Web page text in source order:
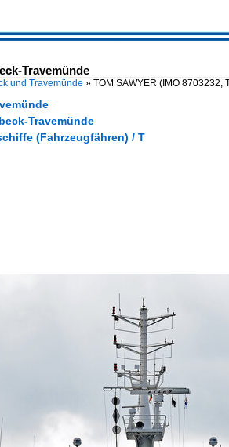
Travemünde
und Travemünde » TOM SAWYER (IMO 8703232,
Travemünde
(Fahrzeugfähren) / T